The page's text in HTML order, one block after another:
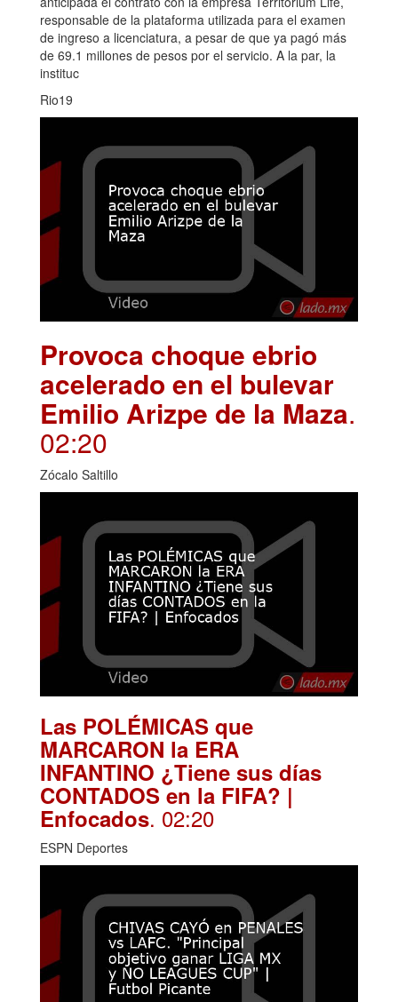
responsable de la plataforma utilizada para el examen
de ingreso a licenciatura, a pesar de que ya pagó más
de 69.1 millones de pesos por el servicio. A la par, la
instituc
Rio19
Provoca choque ebrio
acelerado en el bulevar
Emilio Arizpe de la Maza.
02:20
Zócalo Saltillo
Las POLÉMICAS que
MARCARON la ERA
INFANTINO ¿Tiene sus días
CONTADOS en la FIFA? |
Enfocados. 02:20
ESPN Deportes